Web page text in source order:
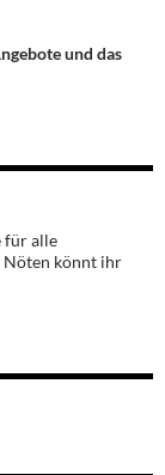
und das
für alle
Nöten könnt ihr